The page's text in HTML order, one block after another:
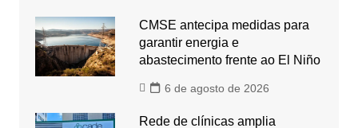
CMSE antecipa medidas para
garantir energia e
abastecimento frente ao El Niño
6 de agosto de 2026
Rede de clínicas amplia